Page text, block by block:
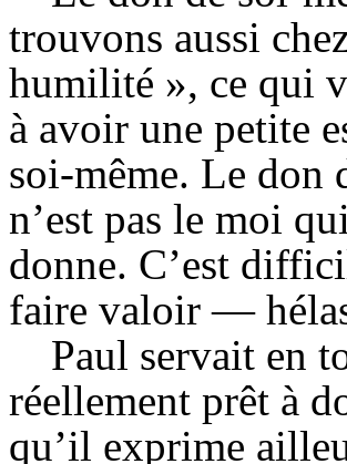
trouvons aussi
humilité », ce qui
à avoir une petite
soi-même. Le don
n’est pas le moi
donne. C’est
faire valoir —
Paul servait en
réellement prêt à
qu’il exprime